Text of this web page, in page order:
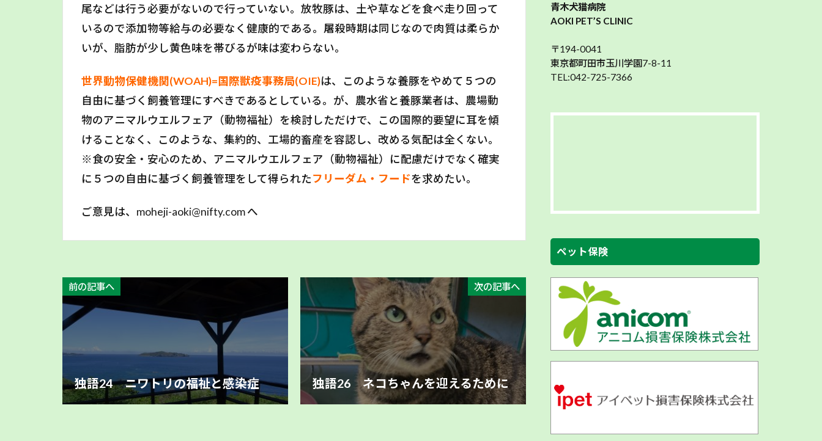
尾などは行う必要がないので行っていない。放牧豚は、土や草などを食べ走り回って
いるので添加物等給与の必要なく健康的である。屠殺時期は同じなので肉質は柔らか
いが、脂肪が少し黄色味を帯びるが味は変わらない。
世界動物保健機関(WOAH)=国際獣疫事務局(OIE)は、このような養豚をやめて５つの
自由に基づく飼養管理にすべきであるとしている。が、農水省と養豚業者は、農場動
物のアニマルウエルフェア（動物福祉）を検討しただけで、この国際的要望に耳を傾
けることなく、このような、集約的、工場的畜産を容認し、改める気配は全くない。
※食の安全・安心のため、アニマルウエルフェア（動物福祉）に配慮だけでなく確実
に５つの自由に基づく飼養管理をして得られたフリーダム・フードを求めたい。
ご意見は、moheji-aoki@nifty.com へ
前の記事へ
独語24 ニワトリの福祉と感染症
次の記事へ
独語26 ネコちゃんを迎えるために
青木犬猫病院
AOKI PET’S CLINIC
〒194-0041
東京都町田市玉川学園7-8-11
TEL:042-725-7366
ペット保険